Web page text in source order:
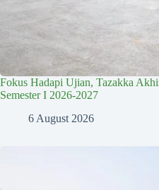
Fokus Hadapi Ujian, Tazakka
Semester I 2026-2027
6 August 2026